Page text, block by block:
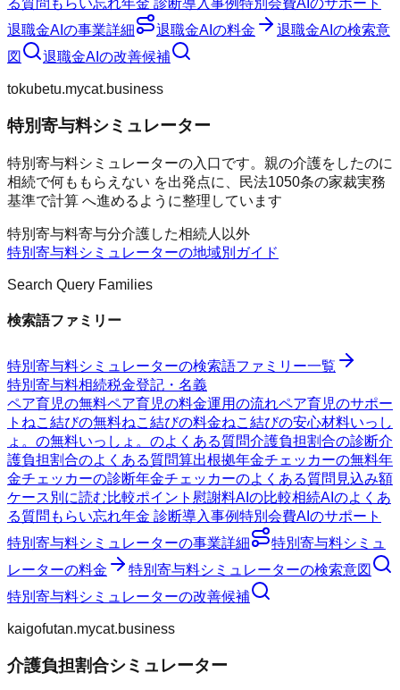
る質問 もらい忘れ年金 診断導入事例特別会費AIのサポート
退職金AI の事業詳細 退職金AI の料金 退職金AI の検索意
図
退職金AI の改善候補
tokubetu.mycat.business
特別寄与料シミュレーター
特別寄与料シミュレーターの入口です。親の介護をしたのに
相続で何ももらえない を出発点に、民法1050条の家裁実務
基準で計算 へ進めるように整理しています
特別寄与料寄与分介護した相続人以外
特別寄与料シミュレーターの地域別ガイド
Search Query Families
検索語ファミリー
特別寄与料シミュレーターの検索語ファミリー一覧
特別寄与料相続税金登記・名義
ペア育児の無料ペア育児の料金運用の流れペア育児のサポー
ト ねこ結びの無料ねこ結びの料金ねこ結びの安心材料いっし
ょ。の無料いっしょ。のよくある質問介護負担割合の診断介
護負担割合のよくある質問算出根拠年金チェッカーの無料年
金チェッカーの診断年金チェッカーのよくある質問 見込み額
ケース別に読む比較ポイント 慰謝料AIの比較相続AIのよくあ
る質問 もらい忘れ年金 診断導入事例特別会費AIのサポート
特別寄与料シミュレーターの事業詳細
特別寄与料シミュ
レーターの料金 特別寄与料シミュレーターの検索意図
特別寄与料シミュレーターの改善候補
kaigofutan.mycat.business
介護負担割合シミュレーター